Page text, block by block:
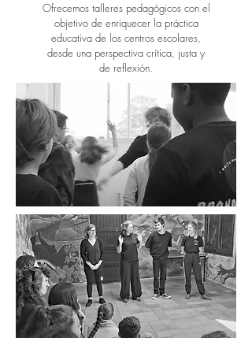
Ofrecemos talleres pedagógicos con el
objetivo de enriquecer la práctica
educativa de los centros escolares,
desde una perspectiva crítica, justa y
de reflexión.